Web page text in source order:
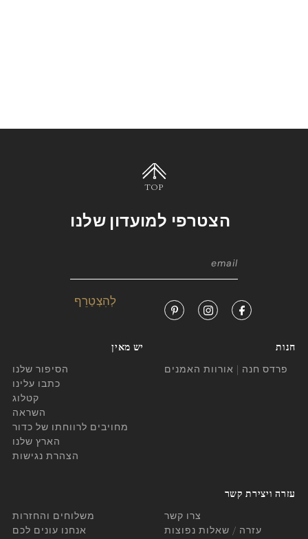
TOP
הצטרפי למועדון שלנו
חנות
פרדס חנה | אורוות האמנים
יש מאין
הסיפור שלנו
כתבו עלינו
קטלוג
השראה
מחויבים לרווחתו של כדור
הארץ שלנו
הצהרת נגישות
עזרה ויצירת קשר
צרו קשר
עזרה / שאלות נפוצות
משלוחים והחזרות
אנחנו עונים לכם